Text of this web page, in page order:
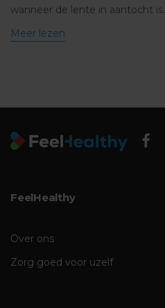
wanneer de lente in aantocht is.
Meer lezen
FeelHealthy
Over ons
Zorg goed voor uzelf